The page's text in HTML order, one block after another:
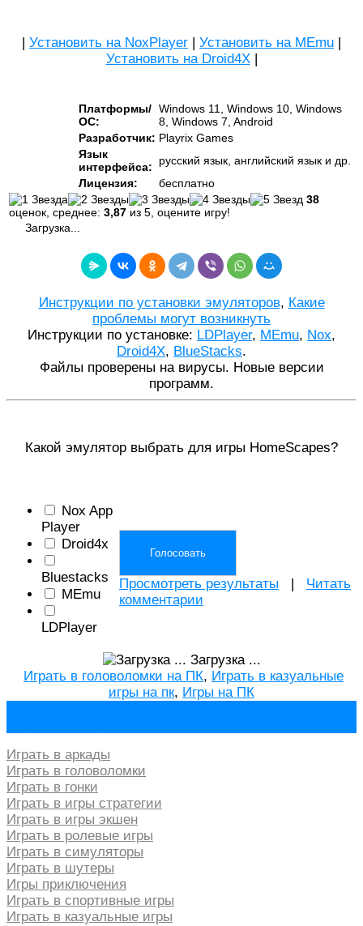
Установить на NoxPlayer Установить на MEmu
Установить на Droid4X|
Платформы/
ОС:
Windows 11, Windows 10, Windows
8, Windows 7, Android
Разработчик: Playrix Games
Язык
интерфейса:
русский язык, английский язык и др.
Лицензия:
бесплатно
38
оценок, среднее: 3,87 из 5, оцените игру!
Загрузка...
Инструкции по установки эмуляторов, Какие
проблемы могут возникнуть
Инструкции по установке: LDPlayer, MEmu, Nox,
Droid4X, BlueStacks.
Файлы проверены на вирусы. Новые версии
программ.
Какой эмулятор выбрать для игры HomeScapes?
Nox App
Player
Droid4x
Bluestacks
MEmu
LDPlayer
Просмотреть результаты
Читать
комментарии
Загрузка ...
Играть в головоломки на ПК, Играть в казуальные
игры на пк, Игры на ПК
по
записям
Играть в аркады
Играть в головоломки
Играть в гонки
Играть в игры стратегии
Играть в игры экшен
Играть в ролевые игры
Играть в симуляторы
Играть в шутеры
Игры приключения
Играть в спортивные игры
Играть в казуальные игры